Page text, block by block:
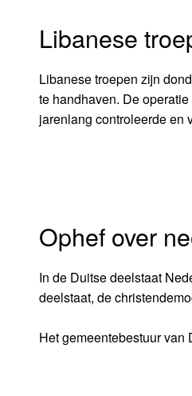
Libanese
Libanese troepen zijn
te handhaven. De
jarenlang controleerde en
Ophef over
In de Duitse deelstaat
deelstaat, de
Het gemeentebestuur van